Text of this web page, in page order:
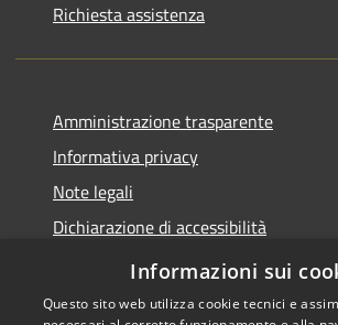
Richiesta assistenza
Amministrazione trasparente
Informativa privacy
Note legali
Dichiarazione di accessibilità
Piano di miglioramento del sito
Informazioni sui
Questo sito web utilizza cookie tecnici e